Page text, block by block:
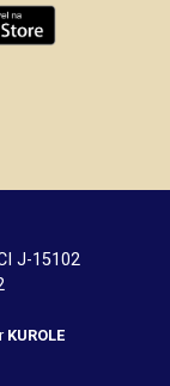
J-15102
KUROLE